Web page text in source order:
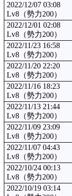
2022/12/07 03:08
Lv8（勢力200）
2022/12/01 02:08
Lv8（勢力200）
2022/11/23 16:58
Lv8（勢力200）
2022/11/20 22:20
Lv8（勢力200）
2022/11/16 18:23
Lv8（勢力200）
2022/11/13 21:44
Lv8（勢力200）
2022/11/09 23:09
Lv8（勢力200）
2022/11/07 04:43
Lv8（勢力200）
2022/10/24 00:13
Lv8（勢力200）
2022/10/19 03:14